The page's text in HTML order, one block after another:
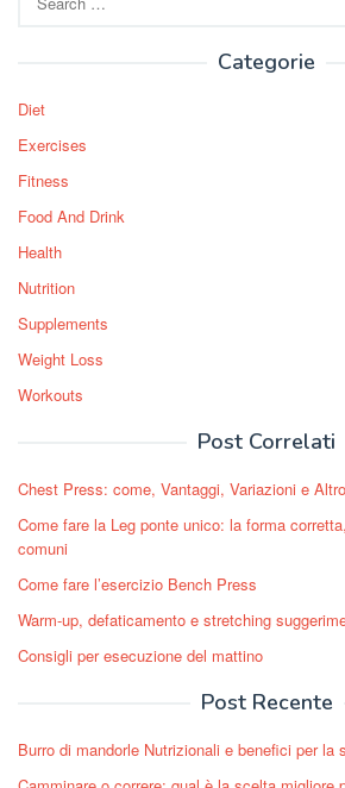
for:
Categorie
Diet
Exercises
Fitness
Food And Drink
Health
Nutrition
Supplements
Weight Loss
Workouts
Post Correlati
Chest Press: come, Vantaggi, Variazioni e Altro
Come fare la Leg ponte unico: la forma
comuni
Come fare l’esercizio Bench Press
Warm-up, defaticamento e stretching
Consigli per esecuzione del mattino
Post Recente
Burro di mandorle Nutrizionali e benefici per la